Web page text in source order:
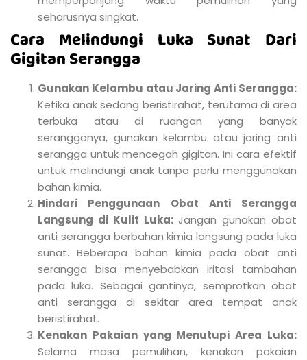
seharusnya singkat.
Cara Melindungi Luka Sunat Dari
Gigitan Serangga
Gunakan Kelambu atau Jaring Anti Serangga:
Ketika anak sedang beristirahat, terutama di area
terbuka atau di ruangan yang banyak
serangganya, gunakan kelambu atau jaring anti
serangga untuk mencegah gigitan. Ini cara efektif
untuk melindungi anak tanpa perlu menggunakan
bahan kimia.
Hindari Penggunaan Obat Anti Serangga
Langsung di Kulit Luka:Jangan gunakan obat
anti serangga berbahan kimia langsung pada luka
sunat. Beberapa bahan kimia pada obat anti
serangga bisa menyebabkan iritasi tambahan
pada luka. Sebagai gantinya, semprotkan obat
anti serangga di sekitar area tempat anak
beristirahat.
Kenakan Pakaian yang Menutupi Area Luka:
Selama masa pemulihan, kenakan pakaian